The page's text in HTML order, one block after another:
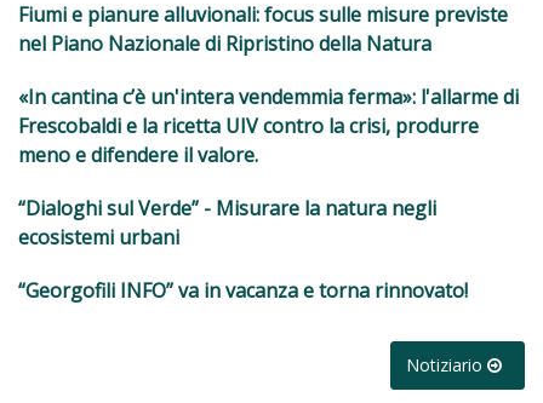
Fiumi e pianure alluvionali: focus sulle misure previste
nel Piano Nazionale di Ripristino della Natura
«In cantina c’è un'intera vendemmia ferma»: l'allarme di
Frescobaldi e la ricetta UIV contro la crisi, produrre
meno e difendere il valore.
“Dialoghi sul Verde” - Misurare la natura negli
ecosistemi urbani
“Georgofili INFO” va in vacanza e torna rinnovato!
Notiziario